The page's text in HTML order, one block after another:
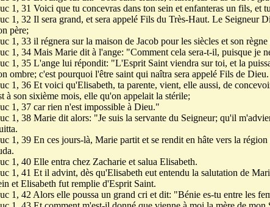
1, 31 Voici que tu concevras dans ton sein et enfanteras un fils, et
1, 32 Il sera grand, et sera appelé Fils du Très-Haut. Le Seigneur
père;
1, 33 il régnera sur la maison de Jacob pour les siècles et son
1, 34 Mais Marie dit à l'ange: "Comment cela sera-t-il, puisque je
1, 35 L'ange lui répondit: "L'Esprit Saint viendra sur toi, et la
ombre; c'est pourquoi l'être saint qui naîtra sera appelé Fils de Dieu.
1, 36 Et voici qu'Elisabeth, ta parente, vient, elle aussi, de
à son sixième mois, elle qu'on appelait la stérile;
1, 37 car rien n'est impossible à Dieu."
1, 38 Marie dit alors: "Je suis la servante du Seigneur; qu'il
1, 39 En ces jours-là, Marie partit et se rendit en hâte vers la
1, 40 Elle entra chez Zacharie et salua Elisabeth.
1, 41 Et il advint, dès qu'Elisabeth eut entendu la salutation de
et Elisabeth fut remplie d'Esprit Saint.
1, 42 Alors elle poussa un grand cri et dit: "Bénie es-tu entre les